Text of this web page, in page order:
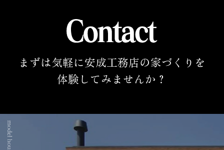
まずは気軽に安成工務店の家づくりを
体験してみませんか？